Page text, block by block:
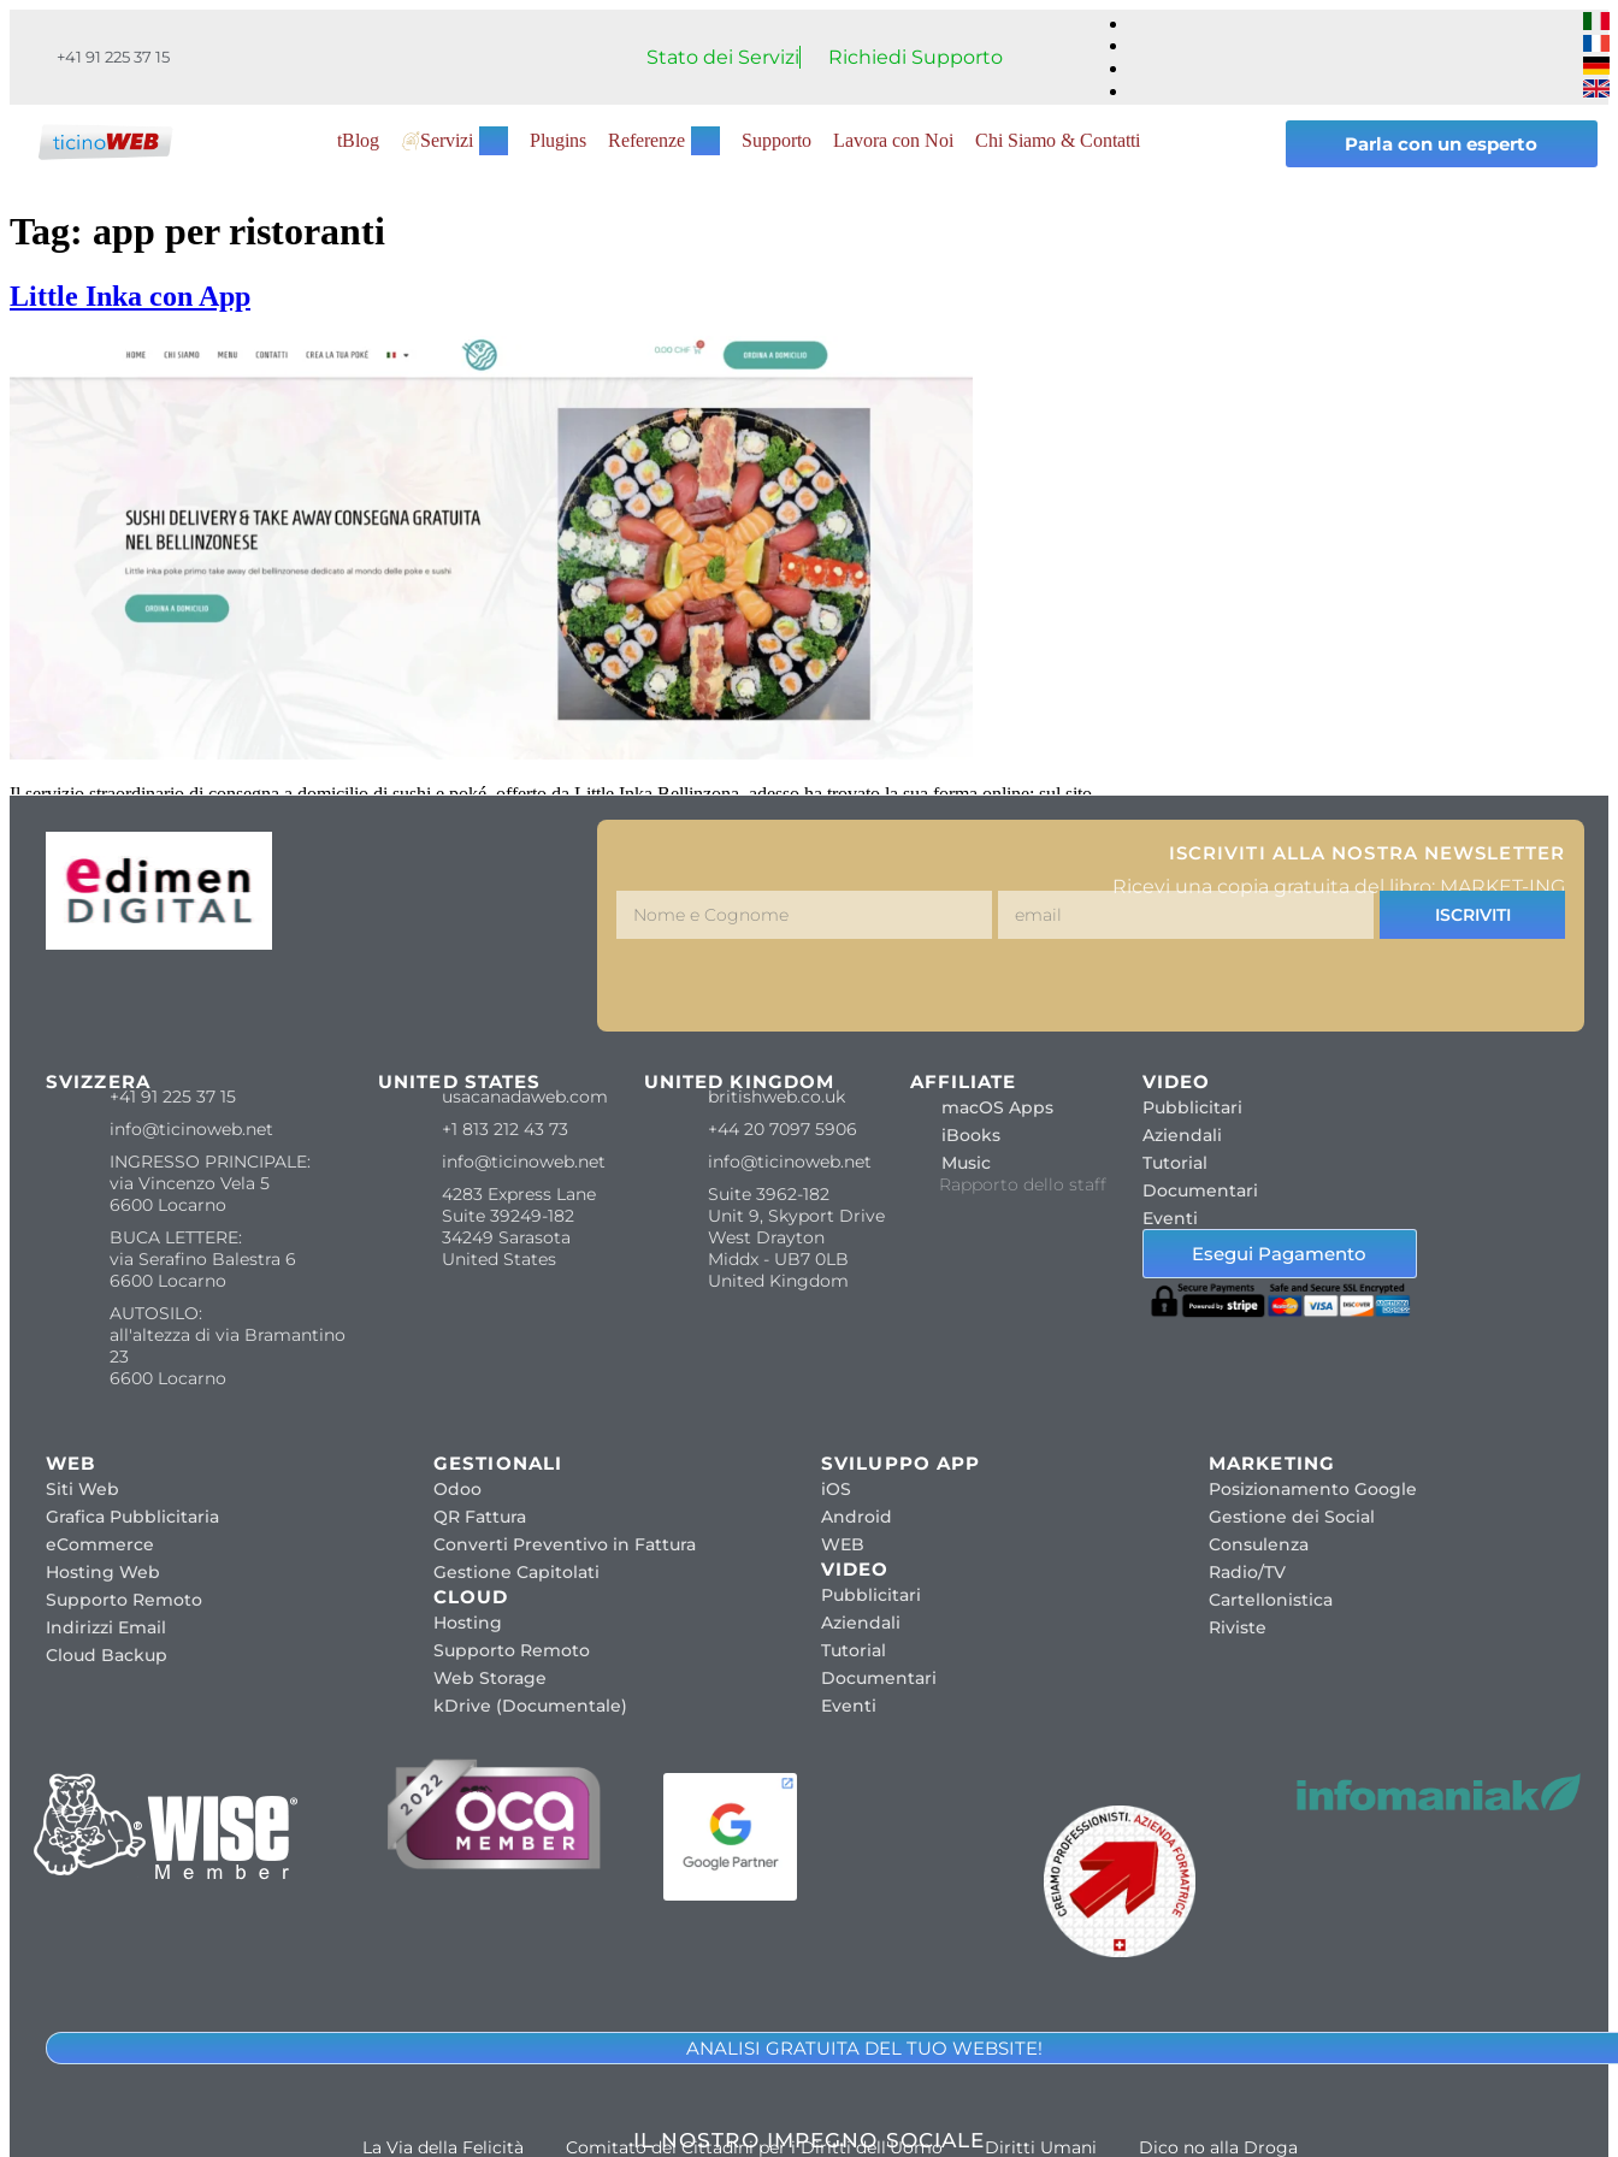
+41 91 225 37 15 Stato dei Servizi Richiedi Supporto
tBlog Servizi Plugins Referenze Supporto Lavora con Noi Chi Siamo & Contatti Parla con un esperto
Tag: app per ristoranti
Little Inka con App
Il servizio straordinario di consegna a domicilio di sushi e poké, offerto da Little Inka Bellinzona, adesso ha trovato la sua forma online: sul sito
ISCRIVITI ALLA NOSTRA NEWSLETTER
Ricevi una copia gratuita del libro: MARKET-ING
ISCRIVITI
SVIZZERA
+41 91 225 37 15
info@ticinoweb.net
INGRESSO PRINCIPALE:
via Vincenzo Vela 5
6600 Locarno
BUCA LETTERE:
via Serafino Balestra 6
6600 Locarno
AUTOSILO:
all'altezza di via Bramantino
23
6600 Locarno
UNITED STATES
usacanadaweb.com
+1 813 212 43 73
info@ticinoweb.net
4283 Express Lane
Suite 39249-182
34249 Sarasota
United States
UNITED KINGDOM
britishweb.co.uk
+44 20 7097 5906
info@ticinoweb.net
Suite 3962-182
Unit 9, Skyport Drive
West Drayton
Middx - UB7 0LB
United Kingdom
AFFILIATE
macOS Apps
iBooks
Music
Rapporto dello staff
VIDEO
Pubblicitari
Aziendali
Tutorial
Documentari
Eventi
Esegui Pagamento
WEB
Siti Web
Grafica Pubblicitaria
eCommerce
Hosting Web
Supporto Remoto
Indirizzi Email
Cloud Backup
GESTIONALI
Odoo
QR Fattura
Converti Preventivo in Fattura
Gestione Capitolati
CLOUD
Hosting
Supporto Remoto
Web Storage
kDrive (Documentale)
SVILUPPO APP
iOS
Android
WEB
VIDEO
Pubblicitari
Aziendali
Tutorial
Documentari
Eventi
MARKETING
Posizionamento Google
Gestione dei Social
Consulenza
Radio/TV
Cartellonistica
Riviste
ANALISI GRATUITA DEL TUO WEBSITE!
IL NOSTRO IMPEGNO SOCIALE
La Via della Felicità Comitato dei Cittadini per i Diritti dell'Uomo Diritti Umani Dico no alla Droga